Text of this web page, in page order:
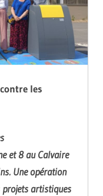
les
et 8 au Calvaire
Une opération
projets artistiques